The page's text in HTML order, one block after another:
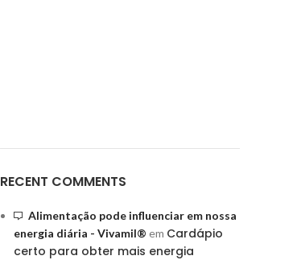
RECENT COMMENTS
Alimentação pode influenciar em nossa
energia diária - Vivamil® em Cardápio
certo para obter mais energia